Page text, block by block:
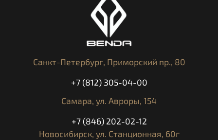
Санкт-Петербург, Приморский пр., 80
+7 (812) 305-04-00
Самара, ул. Авроры, 154
+7 (846) 202-02-12
Новосибирск, ул. Станционная, 60г